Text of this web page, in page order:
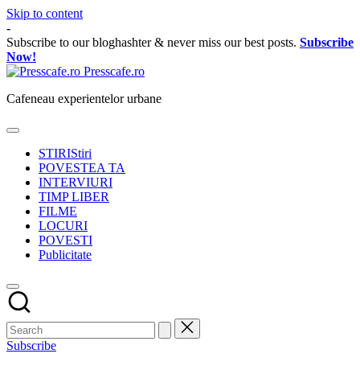
Skip to content
-
Subscribe to our bloghashter & never miss our best posts. Subscribe
Now!
Presscafe.ro
Cafeneau experientelor urbane
STIRIStiri
POVESTEA TA
INTERVIURI
TIMP LIBER
FILME
LOCURI
POVESTI
Publicitate
Subscribe